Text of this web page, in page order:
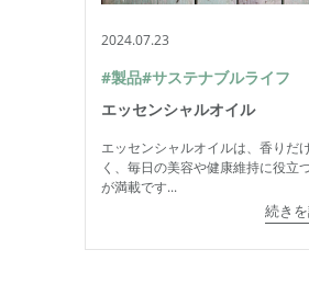
2024.07.23
#製品#サステナブルライフ
エッセンシャルオイル
エッセンシャルオイルは、香りだ
く、毎日の美容や健康維持に役立
が満載です...
続き